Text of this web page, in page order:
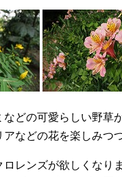
どの可愛らしい野草
などの花を楽しみつ
レンズが欲しくなり